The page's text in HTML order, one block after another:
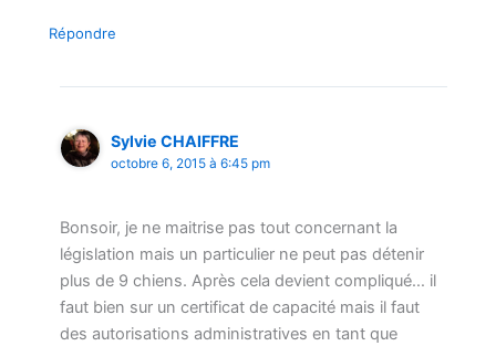
Répondre
Sylvie CHAIFFRE
octobre 6, 2015 à 6:45 pm
Bonsoir, je ne maitrise pas tout concernant la
législation mais un particulier ne peut pas détenir
plus de 9 chiens. Après cela devient compliqué… il
faut bien sur un certificat de capacité mais il faut
des autorisations administratives en tant que